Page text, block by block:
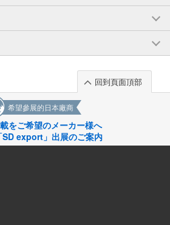
回到頁面頂部
希望參展的日本廠商
をご希望のメーカー様へ
SD export」出展のご案内